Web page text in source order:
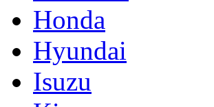
Honda
Hyundai
Isuzu